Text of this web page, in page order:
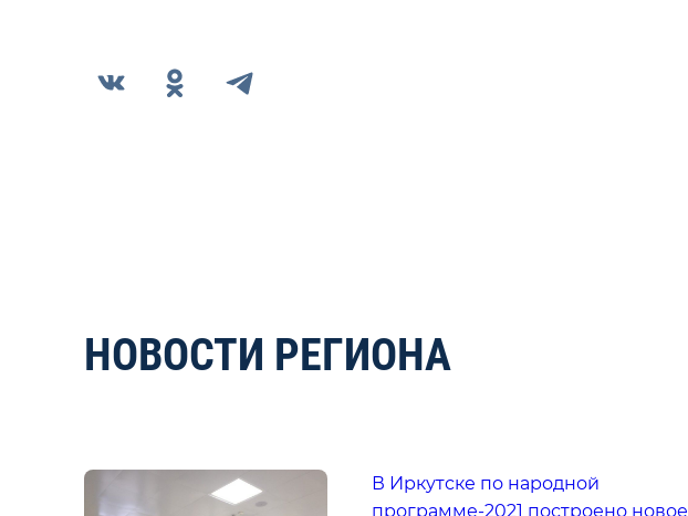
НОВОСТИ РЕГИОНА
В Иркутске по народной
программе-2021 построено новое